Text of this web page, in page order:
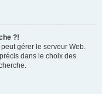
?!
gérer le serveur Web.
dans le choix des